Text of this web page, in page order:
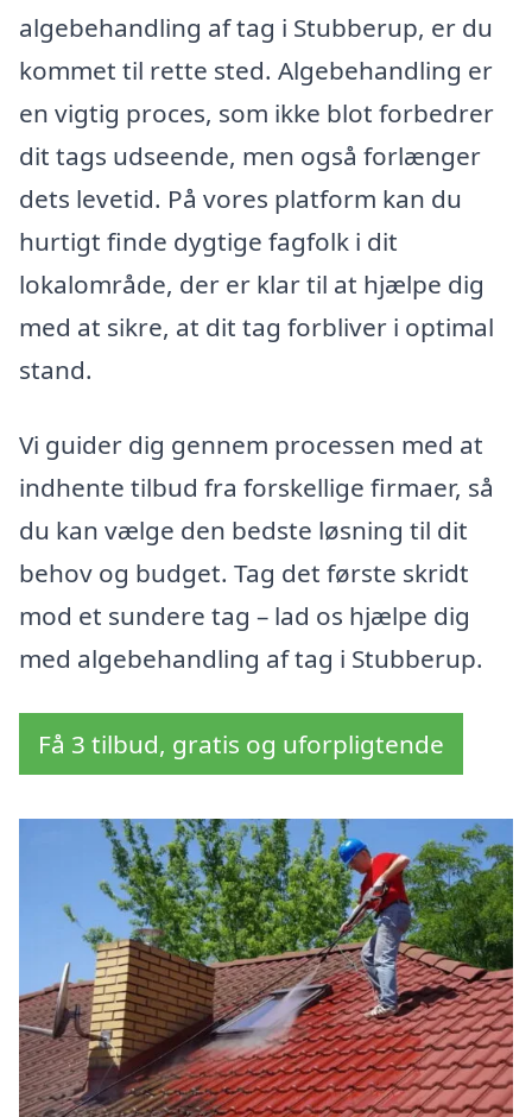
algebehandling af tag i Stubberup, er du
kommet til rette sted. Algebehandling er
en vigtig proces, som ikke blot forbedrer
dit tags udseende, men også forlænger
dets levetid. På vores platform kan du
hurtigt finde dygtige fagfolk i dit
lokalområde, der er klar til at hjælpe dig
med at sikre, at dit tag forbliver i optimal
stand.
Vi guider dig gennem processen med at
indhente tilbud fra forskellige firmaer, så
du kan vælge den bedste løsning til dit
behov og budget. Tag det første skridt
mod et sundere tag – lad os hjælpe dig
med algebehandling af tag i Stubberup.
Få 3 tilbud, gratis og uforpligtende